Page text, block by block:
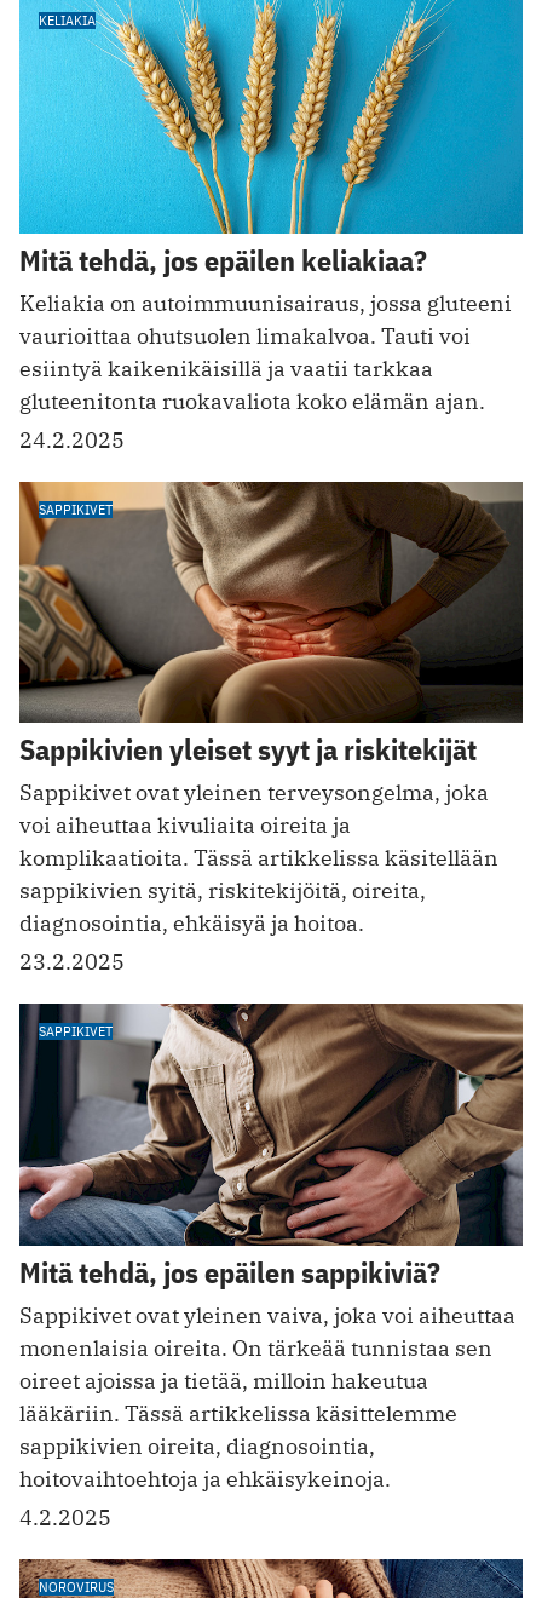
KELIAKIA
Mitä tehdä, jos epäilen keliakiaa?
Keliakia on autoimmuunisairaus, jossa gluteeni
vaurioittaa ohutsuolen limakalvoa. Tauti voi
esiintyä kaikenikäisillä ja vaatii tarkkaa
gluteenitonta ruokavaliota koko elämän ajan.
24.2.2025
SAPPIKIVET
Sappikivien yleiset syyt ja riskitekijät
Sappikivet ovat yleinen terveysongelma, joka
voi aiheuttaa kivuliaita oireita ja
komplikaatioita. Tässä artikkelissa käsitellään
sappikivien syitä, riskitekijöitä, oireita,
diagnosointia, ehkäisyä ja hoitoa.
23.2.2025
SAPPIKIVET
Mitä tehdä, jos epäilen sappikiviä?
Sappikivet ovat yleinen vaiva, joka voi aiheuttaa
monenlaisia oireita. On tärkeää tunnistaa sen
oireet ajoissa ja tietää, milloin hakeutua
lääkäriin. Tässä artikkelissa käsittelemme
sappikivien oireita, diagnosointia,
hoitovaihtoehtoja ja ehkäisykeinoja.
4.2.2025
NOROVIRUS